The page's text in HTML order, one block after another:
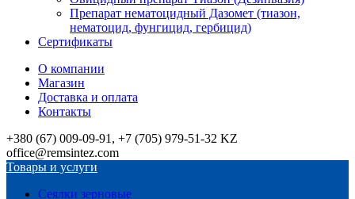
Препарат нематоцидный Дазомет (тиазон,
нематоцид, фунгицид, гербицид)
Сертификаты
О компании
Магазин
Доставка и оплата
Контакты
+380 (67) 009-09-91, +7 (705) 979-51-32 KZ
office@remsintez.com
Товары и услуги
Сеялки зерновые